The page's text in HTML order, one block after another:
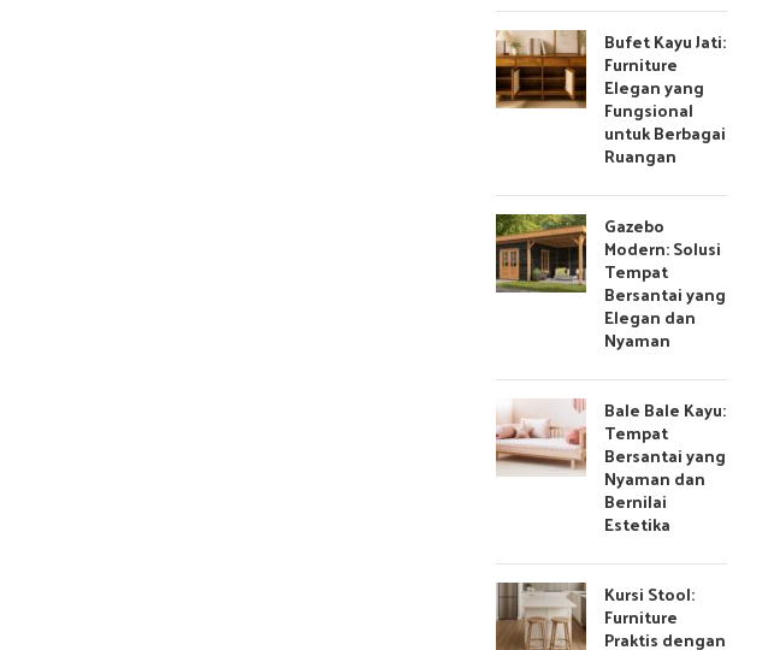
Bufet Kayu Jati:
Furniture
Elegan yang
Fungsional
untuk Berbagai
Ruangan
Gazebo
Modern: Solusi
Tempat
Bersantai yang
Elegan dan
Nyaman
Bale Bale Kayu:
Tempat
Bersantai yang
Nyaman dan
Bernilai
Estetika
Kursi Stool:
Furniture
Praktis dengan